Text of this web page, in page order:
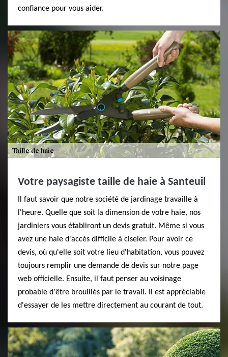
confiance pour vous aider.
Votre paysagiste taille de haie à Santeuil
Il faut savoir que notre société de jardinage travaille à
l'heure. Quelle que soit la dimension de votre haie, nos
jardiniers vous établiront un devis gratuit. Même si vous
avez une haie d'accès difficile à ciseler. Pour avoir ce
devis, où qu'elle soit votre lieu d'habitation, vous pouvez
toujours remplir une demande de devis sur notre page
web officielle. Ensuite, il faut penser au voisinage
probable d'être brouillés par le travail. Il est appréciable
d'essayer de les mettre directement au courant de tout.